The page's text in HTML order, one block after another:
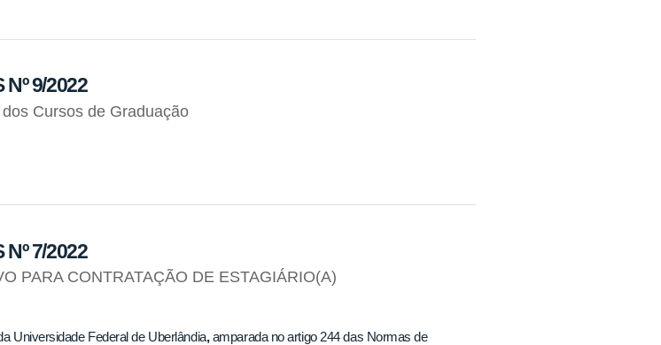
9/2022
Cursos de Graduação
7/2022
PARA CONTRATAÇÃO DE ESTAGIÁRIO(A)
Universidade Federal de Uberlândia,amparada no artigo 244 das Normas de